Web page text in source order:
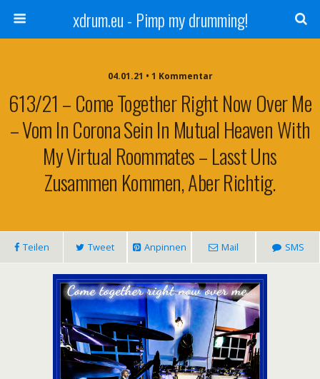
xdrum.eu - Pimp my drumming!
04.01.21 • 1 Kommentar
613/21 – Come Together Right Now Over Me
– Vom In Corona Sein In Mutual Heaven With
My Virtual Roommates – Lasst Uns
Zusammen Kommen, Aber Richtig.
Teilen Tweet Anpinnen Mail SMS